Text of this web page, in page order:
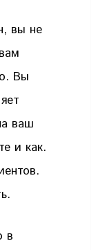
вы не
Вы
ваш
и как.
в